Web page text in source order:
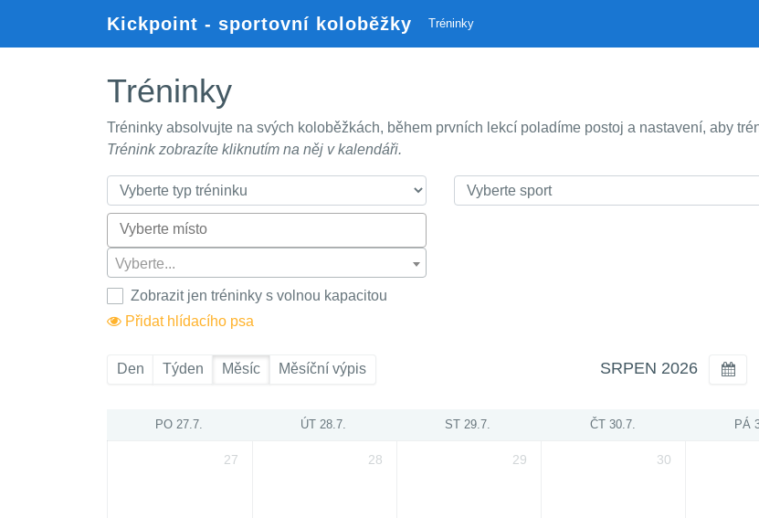
Kickpoint - sportovní koloběžky Tréninky
Tréninky
Tréninky absolvujte na svých koloběžkách, během prvních lekcí poladíme postoj a nastavení, aby
Trénink zobrazíte kliknutím na něj v kalendáři.
Vyberte...
Zobrazit jen tréninky s volnou kapacitou
Přidat hlídacího psa
Den Týden Měsíc Měsíční výpis SRPEN 2026
PO 27.7. ÚT 28.7. ST 29.7. ČT 30.7. PÁ
27 28 29 30